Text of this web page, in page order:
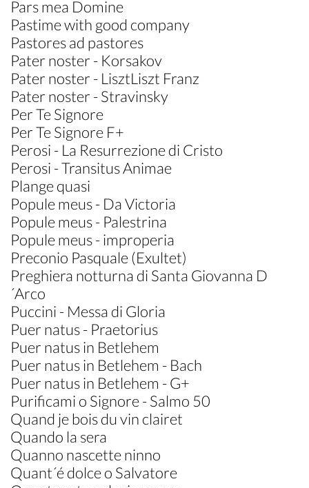
Pars mea Domine
Pastime with good company
Pastores ad pastores
Pater noster - Korsakov
Pater noster - LisztLiszt Franz
Pater noster - Stravinsky
Per Te Signore
Per Te Signore F+
Perosi - La Resurrezione di Cristo
Perosi - Transitus Animae
Plange quasi
Popule meus - Da Victoria
Popule meus - Palestrina
Popule meus - improperia
Preconio Pasquale (Exultet)
Preghiera notturna di Santa Giovanna D
´Arco
Puccini - Messa di Gloria
Puer natus - Praetorius
Puer natus in Betlehem
Puer natus in Betlehem - Bach
Puer natus in Betlehem - G+
Purificami o Signore - Salmo 50
Quand je bois du vin clairet
Quando la sera
Quanno nascette ninno
Quant´é dolce o Salvatore